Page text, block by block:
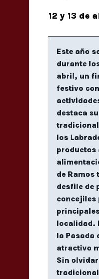
12 y 13 de
Este año
durante
abril, un
festivo
destaca
los
productos
de Ramos
desfile de
concejiles
localidad.
la Pasada
atractivo
Sin